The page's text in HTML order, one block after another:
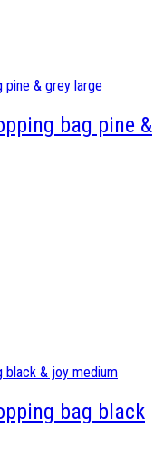
bag pine &
bag black